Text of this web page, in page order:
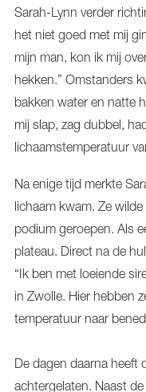
Sarah-Lynn verder
het niet goed met mij
mijn man, kon ik mij
hekken.” Omstanders
bakken water en natte
mij slap, zag dubbel,
lichaamstemperatuur
Na enige tijd merkte
lichaam kwam. Ze
podium geroepen. Als
plateau. Direct na de
“Ik ben met loeiende
in Zwolle. Hier hebben
temperatuur naar
De dagen daarna heeft
achtergelaten. Naast